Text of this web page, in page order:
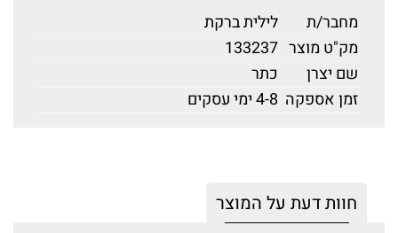
מחבר/ת
לילית ברקת
מק"ט מוצר 133237
שם יצרן
כתר
זמן אספקה 4-8 ימי עסקים
חוות דעת על המוצר